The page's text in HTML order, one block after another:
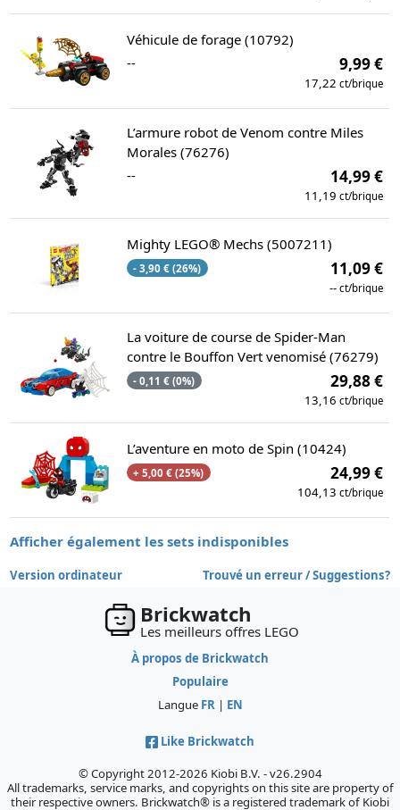
Véhicule de forage (10792)
--
9,99 €
17,22 ct/brique
L’armure robot de Venom contre Miles
Morales (76276)
--
14,99 €
11,19 ct/brique
Mighty LEGO® Mechs (5007211)
- 3,90 € (26%) 11,09 €
-- ct/brique
La voiture de course de Spider-Man
contre le Bouffon Vert venomisé (76279)
- 0,11 € (0%) 29,88 €
13,16 ct/brique
L’aventure en moto de Spin (10424)
+ 5,00 € (25%) 24,99 €
104,13 ct/brique
Afficher également les sets indisponibles
Version ordinateur Trouvé un erreur / Suggestions?
Brickwatch
Les meilleurs offres LEGO
À propos de Brickwatch
Populaire
Langue FR | EN
Like Brickwatch
© Copyright 2012-2026 Kiobi B.V. - v26.2904
All trademarks, service marks, and copyrights on this site are property of
their respective owners. Brickwatch® is a registered trademark of Kiobi